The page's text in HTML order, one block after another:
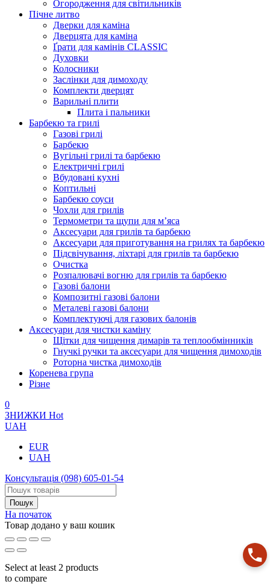
Огородження для світильників
Пічне литво
Дверки для каміна
Дверцята для каміна
Ґрати для камінів CLASSIC
Духовки
Колосники
Заслінки для димоходу
Комплекти дверцят
Варильні плити
Плита і пальники
Барбекю та грилі
Газові грилі
Барбекю
Вугільні грилі та барбекю
Електричні грилі
Вбудовані кухні
Коптильні
Барбекю соуси
Чохли для грилів
Термометри та щупи для м’яса
Аксесуари для грилів та барбекю
Аксесуари для приготування на грилях та барбекю
Підсвічування, ліхтарі для грилів та барбекю
Очистка
Розпалювачі вогню для грилів та барбекю
Газові балони
Композитні газові балони
Металеві газові балони
Комплектуючі для газових балонів
Аксесуари для чистки каміну
Щітки для чищення димарів та теплообмінників
Гнучкі ручки та аксесуари для чищення димоходів
Роторна чистка димоходів
Коренева група
Різне
0
ЗНИЖКИ Hot
UAH
EUR
UAH
Консультація (098) 605-01-54
На початок
Товар додано у ваш кошик
Select at least 2 products
to compare